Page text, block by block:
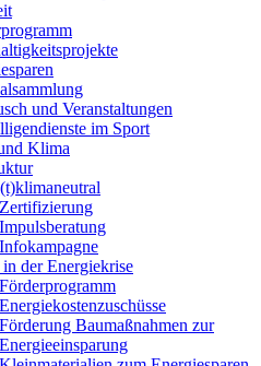
und Veranstaltungen
im Sport
Klima
Zertifizierung
Impulsberatung
Infokampagne
der Energiekrise
Förderprogramm
Energiekostenzuschüsse
Förderung Baumaßnahmen zur
Energieeinsparung